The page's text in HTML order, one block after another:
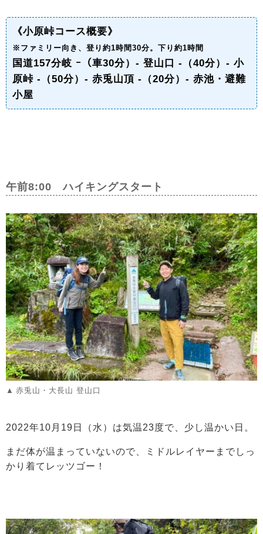
《小原峠コース概要》
※ファミリー向き、登り約1時間30分。下り約1時間
国道157分岐 ｰ（車30分）- 登山口 -（40分）- 小
原峠 -（50分）- 赤兎山頂 -（20分）- 赤池・避難
小屋
午前8:00 ハイキングスタート
赤兎山・大長山 登山口
2022年10月19日（水）は気温23度で、少し温かい日。
まだ体が温まっていないので、ミドルレイヤーまでしっ
かり着てレッツゴー！